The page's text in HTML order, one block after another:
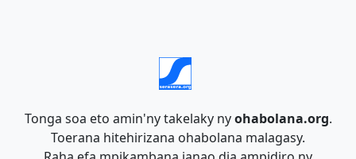
Tonga soa eto amin'ny takelaky nyohabolana.org.
Toerana hitehirizana ohabolana malagasy.